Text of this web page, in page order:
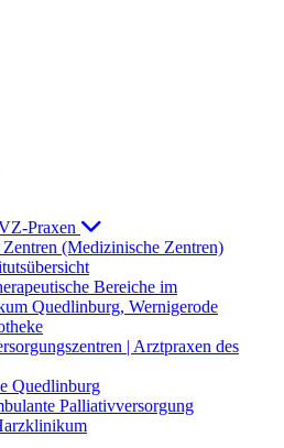
Praxen
(Medizinische Zentren)
Bereiche im
Quedlinburg, Wernigerode
| Arztpraxen des
Quedlinburg
Palliativversorgung